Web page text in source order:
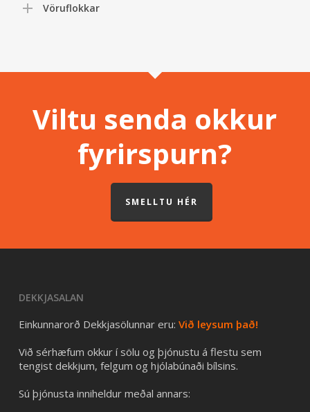
Vöruflokkar
Viltu senda okkur
fyrirspurn?
SMELLTU HÉR
DEKKJASALAN
Einkunnarorð Dekkjasölunnar eru: Við leysum það!
Við sérhæfum okkur í sölu og þjónustu á flestu sem
tengist dekkjum, felgum og hjólabúnaði bílsins.
Sú þjónusta inniheldur meðal annars: